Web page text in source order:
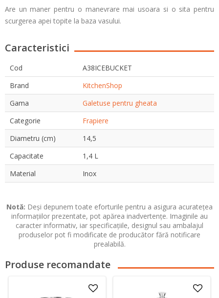
Are un maner pentru o manevrare mai usoara si o sita pentru
scurgerea apei topite la baza vasului.
Caracteristici
Cod
A38ICEBUCKET
Brand
KitchenShop
Gama
Galetuse pentru gheata
Categorie
Frapiere
Diametru (cm)
14,5
Capacitate
1,4 L
Material
Inox
Notă: Deși depunem toate eforturile pentru a asigura acuratețea
informațiilor prezentate, pot apărea inadvertențe. Imaginile au
caracter informativ, iar specificațiile, designul sau ambalajul
produselor pot fi modificate de producător fără notificare
prealabilă.
Produse recomandate